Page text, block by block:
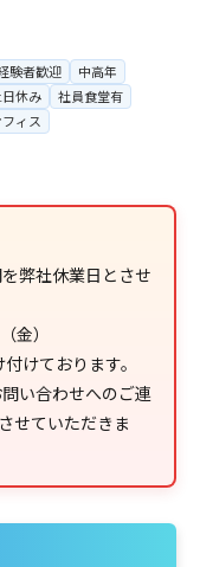
験者歓迎
中高年
日休み
社員食堂有
ィス
弊社休業日とさせ
金）
けております。
い合わせへのご連
せていただきま